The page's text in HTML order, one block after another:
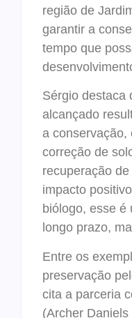
região de
garantir a
tempo que
Sérgio destaca
alcançado
a conservação,
correção de
recuperação
impacto
biólogo, esse é
longo prazo,
Entre os
preservação
cita a parceria
(Archer